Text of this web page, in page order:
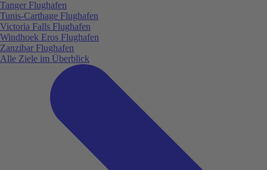
Tanger Flughafen
Tunis-Carthage Flughafen
Victoria Falls Flughafen
Windhoek Eros Flughafen
Zanzibar Flughafen
Alle Ziele im Überblick